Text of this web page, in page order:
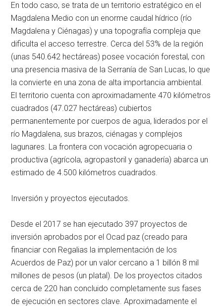
En todo caso, se trata de un territorio estratégico en el
Magdalena Medio con un enorme caudal hídrico (río
Magdalena y Ciénagas) y una topografía compleja que
dificulta el acceso terrestre. Cerca del 53% de la región
(unas 540.642 hectáreas) posee vocación forestal, con
una presencia masiva de la Serranía de San Lucas, lo que
la convierte en una zona de alta importancia ambiental.
El territorio cuenta con aproximadamente 470 kilómetros
cuadrados (47.027 hectáreas) cubiertos
permanentemente por cuerpos de agua, liderados por el
río Magdalena, sus brazos, ciénagas y complejos
lagunares. La frontera con vocación agropecuaria o
productiva (agrícola, agropastoril y ganadería) abarca un
estimado de 4.500 kilómetros cuadrados.
Inversión y proyectos ejecutados.
Desde el 2017 se han ejecutado 397 proyectos de
inversión aprobados por el Ocad paz (creado para
financiar con Regalias la implementación de los
Acuerdos de Paz) por un valor cercano a 1 billón 8 mil
millones de pesos (un platal). De los proyectos citados
cerca de 220 han concluido completamente sus fases
de ejecución en sectores clave. Aproximadamente el